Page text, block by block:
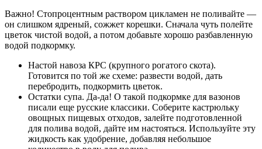
Важно! Стопроцентным раствором цикламен не поливайте —
он слишком ядреный, сожжет корешки. Сначала чуть полейте
цветок чистой водой, а потом добавьте хорошо разбавленную
водой подкормку.
Настой навоза КРС (крупного рогатого скота).
Готовится по той же схеме: развести водой, дать
перебродить, подкормить цветок.
Остатки супа. Да-да! О такой подкормке для вазонов
писали еще русские классики. Соберите кастрюльку
овощных пищевых отходов, залейте подготовленной
для полива водой, дайте им настояться. Используйте эту
жидкость как удобрение, добавляя небольшое